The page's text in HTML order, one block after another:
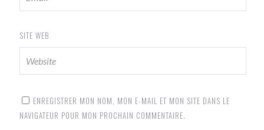
SITE WEB
ENREGISTRER MON NOM, MON E-MAIL ET MON SITE DANS LE
NAVIGATEUR POUR MON PROCHAIN COMMENTAIRE.